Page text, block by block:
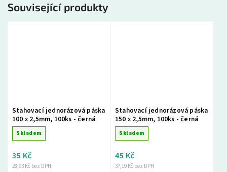
Související produkty
Stahovací jednorázová páska
100 x 2,5mm, 100ks - černá
Skladem
28,93 Kč bez DPH
35 Kč
Stahovací jednorázová páska
150 x 2,5mm, 100ks - černá
Skladem
37,19 Kč bez DPH
45 Kč